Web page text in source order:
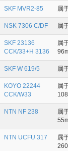
SKF MVR2-85 属
NSK 7306 C/DF 属
SKF 23136
CCK/33+H 3136
属
SKF W 619/5 属
KOYO 22244
CCK/W33
属
NTN NF 238
属
NTN UCFU 317
属